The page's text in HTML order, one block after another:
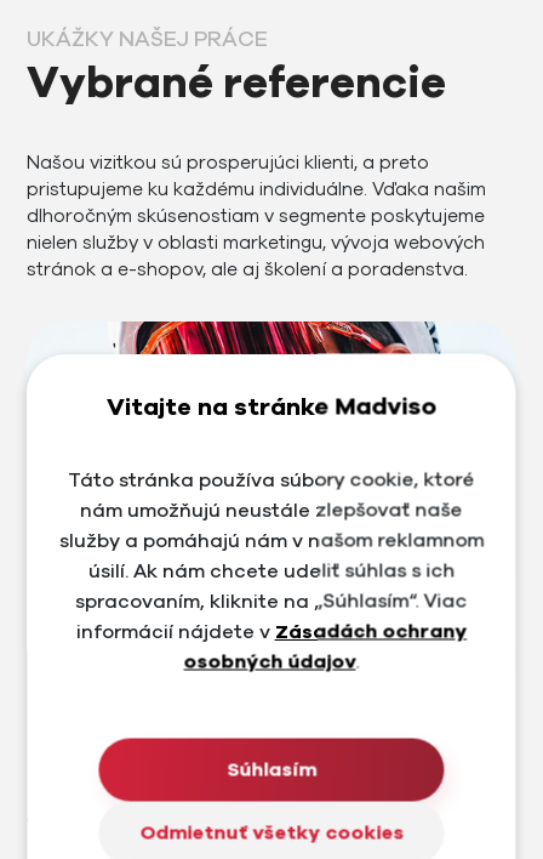
UKÁŽKY NAŠEJ PRÁCE
Vybrané referencie
Našou vizitkou sú prosperujúci klienti, a preto
pristupujeme ku každému individuálne. Vďaka našim
dlhoročným skúsenostiam v segmente poskytujeme
nielen služby v oblasti marketingu, vývoja webových
stránok a e-shopov, ale aj školení a poradenstva.
Trenujeme
Trenujeme.sk je e-shop a predajňa v Bratislave, ktorá
značky. Na úvod sme navrhli nový brand a dizajn e-
Vitajte na stránke Madviso
Táto stránka používa súbory cookie, ktoré
nám umožňujú neustále zlepšovať naše
služby a pomáhajú nám v našom reklamnom
úsilí. Ak nám chcete udeliť súhlas s ich
spracovaním, kliknite na „Súhlasím“. Viac
informácií nájdete v Zásadách ochrany
osobných údajov.
Súhlasím
Odmietnuť všetky cookies